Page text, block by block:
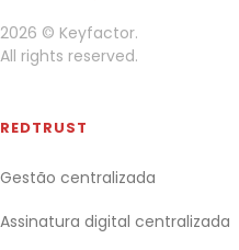
2026 © Keyfactor.
All rights reserved.
REDTRUST
Gestão centralizada
Assinatura digital centralizada